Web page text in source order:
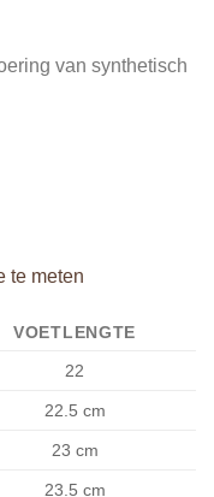
van synthetisch
te meten
VOETLENGTE
22
22.5 cm
23 cm
23.5 cm